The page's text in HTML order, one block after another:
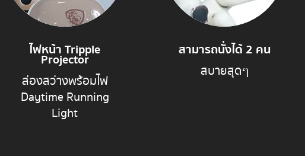
ไฟหน้า Tripple
Projector
ส่องสว่างพร้อมไฟ
Daytime Running
Light
สามารถนั่งได้ 2 คน
สบายสุดๆ